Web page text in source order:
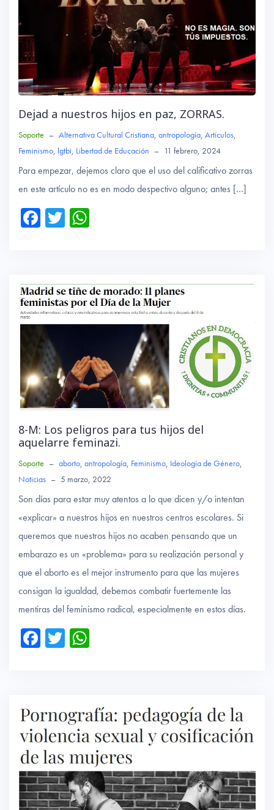
Dejad a nuestros hijos en paz, ZORRAS.
Soporte – Alternativa Cultural Cristiana, antropología, Artículos,
Feminismo, lgtbi, Libertad de Educación – 11 febrero, 2024
Para empezar, dejemos claro que el uso del calificativo zorras
en este artículo no es en modo despectivo alguno; antes […]
Fa
ok
T
p
p
8-M: Los peligros para tus hijos del
aquelarre feminazi.
Soporte – aborto, antropología, Feminismo, Ideología de Género,
Noticias – 5 marzo, 2022
Son días para estar muy atentos a lo que dicen y/o intentan
«explicar» a nuestros hijos en nuestros centros escolares. Si
queremos que nuestros hijos no acaben pensando que un
embarazo es un «problema» para su realización personal y
que el aborto es el mejor instrumento para que las mujeres
consigan la igualdad, debemos combatir fuertemente las
mentiras del feminismo radical, especialmente en estos días.
Fa
ok
T
p
p